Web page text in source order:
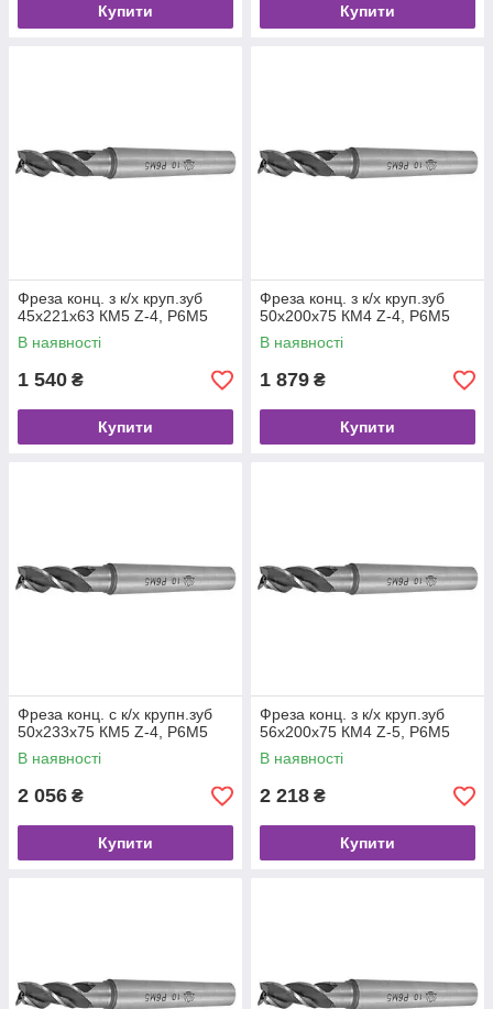
Купити Купити
Фреза конц. з к/х круп.зуб
45х221х63 КМ5 Z-4, Р6М5
В наявності
1 540 ₴
Купити
Фреза конц. з к/х круп.зуб
50х200х75 КМ4 Z-4, Р6М5
В наявності
1 879 ₴
Купити
Фреза конц. с к/х крупн.зуб
50х233х75 КМ5 Z-4, Р6М5
В наявності
2 056 ₴
Купити
Фреза конц. з к/х круп.зуб
56х200х75 КМ4 Z-5, Р6М5
В наявності
2 218 ₴
Купити